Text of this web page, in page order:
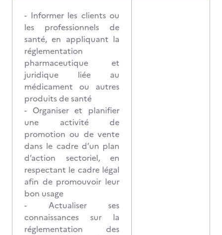
- Informer les clients ou
les professionnels de
santé, en appliquant la
réglementation
pharmaceutique et
juridique liée au
médicament ou autres
produits de santé
- Organiser et planifier
une activité de
promotion ou de vente
dans le cadre d’un plan
d’action sectoriel, en
respectant le cadre légal
afin de promouvoir leur
bon usage
- Actualiser ses
connaissances sur la
réglementation des